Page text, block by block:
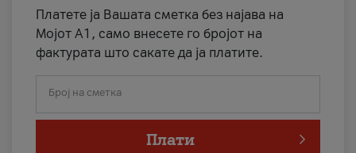
Платете ја Вашата сметка без најава на
Мојот А1, само внесете го бројот на
фактурата што сакате да ја платите.
Број на сметка
Плати